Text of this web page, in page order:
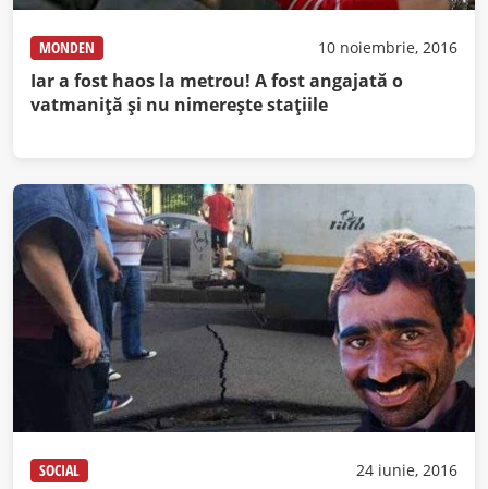
MONDEN 10 noiembrie, 2016
Iar a fost haos la metrou! A fost angajată o
vatmaniţă şi nu nimereşte staţiile
SOCIAL 24 iunie, 2016